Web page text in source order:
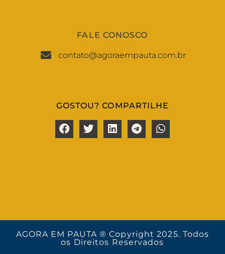
FALE CONOSCO
contato@agoraempauta.com.br
GOSTOU? COMPARTILHE
AGORA EM PAUTA ® Copyright 2025. Todos
os Direitos Reservados